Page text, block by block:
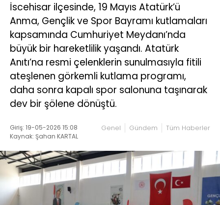
İscehisar ilçesinde, 19 Mayıs Atatürk’ü
Anma, Gençlik ve Spor Bayramı kutlamaları
kapsamında Cumhuriyet Meydanı’nda
büyük bir hareketlilik yaşandı. Atatürk
Anıtı’na resmi çelenklerin sunulmasıyla fitili
ateşlenen görkemli kutlama programı,
daha sonra kapalı spor salonuna taşınarak
dev bir şölene dönüştü.
Giriş: 19-05-2026 15:08
Kaynak: Şahan KARTAL
Genel Gündem Tüm Haberler